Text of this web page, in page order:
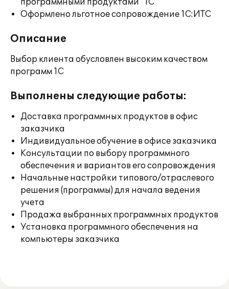
программными продуктами "1С"
Оформлено льготное сопровождение 1С:ИТС
Описание
Выбор клиента обусловлен высоким качеством
программ 1С
Выполнены следующие работы:
Доставка программных продуктов в офис
заказчика
Индивидуальное обучение в офисе заказчика
Консультации по выбору программного
обеспечения и вариантов его сопровождения
Начальные настройки типового/отраслевого
решения (программы) для начала ведения
учета
Продажа выбранных программных продуктов
Установка программного обеспечения на
компьютеры заказчика